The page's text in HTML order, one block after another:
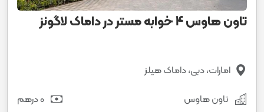
تاون هاوس 4 خوابه مستر در داماک لاگونز
امارات، دبی، داماک هیلز
تاون هاوس